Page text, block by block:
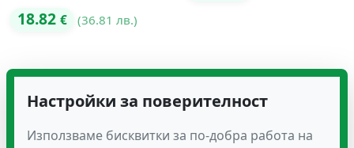
Оценено с
18.82 € (36.81 лв.)
Настройки за поверителност
Използваме бисквитки за по-добра работа на